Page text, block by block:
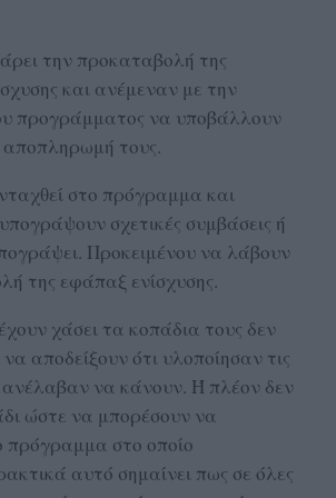
την προκαταβολή της
και ανέμεναν με την
προγράμματος να υποβάλλουν
αποπληρωμή τους.
στο πρόγραμμα και
σχετικές συμβάσεις ή
Προκειμένου να λάβουν
της εφάπαξ ενίσχυσης.
χάσει τα κοπάδια τους δεν
αποδείξουν ότι υλοποίησαν τις
ανέλαβαν να κάνουν. Ή πλέον δεν
ώστε να μπορέσουν να
πρόγραμμα στο οποίο
αυτό σημαίνει πως σε όλες